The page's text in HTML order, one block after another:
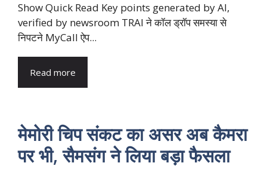
Show Quick Read Key points generated by AI,
verified by newsroom TRAI ने कॉल ड्रॉप समस्या से
निपटने MyCall ऐप...
Read more
मेमोरी चिप संकट का असर अब कैमरा
पर भी, सैमसंग ने लिया बड़ा फैसला